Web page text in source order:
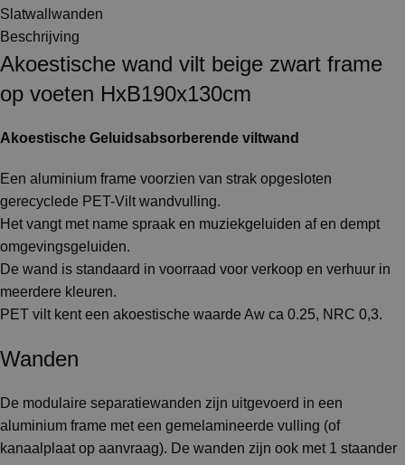
Slatwallwanden
Beschrijving
Akoestische wand vilt beige zwart frame
op voeten HxB190x130cm
Akoestische Geluidsabsorberende viltwand
Een aluminium frame voorzien van strak opgesloten
gerecyclede PET-Vilt wandvulling.
Het vangt met name spraak en muziekgeluiden af en dempt
omgevingsgeluiden.
De wand is standaard in voorraad voor verkoop en verhuur in
meerdere kleuren.
PET vilt kent een akoestische waarde Aw ca 0.25, NRC 0,3.
Wanden
De modulaire separatiewanden zijn uitgevoerd in een
aluminium frame met een gemelamineerde vulling (of
kanaalplaat op aanvraag). De wanden zijn ook met 1 staander